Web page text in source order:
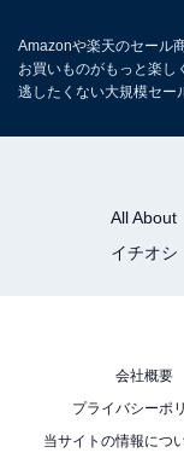
日立「CV-
日立 掃除機 紙
Amazonや楽天のセール
お買いものがもっと楽し
逃したくない大規模セー
All About
イチオシ
会社概要
プライバシーポ
当サイトの情報につ